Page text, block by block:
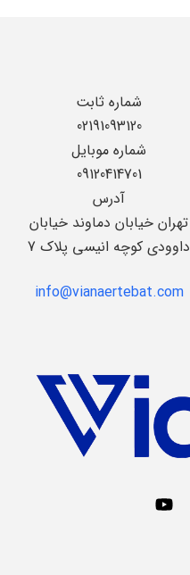
شماره ثابت
02191093120
شماره موبایل
09120414701
آدرس
تهران خیابان دماوند خیابان
داوودی کوچه انیسی پلاک 7
info@vianaertebat.com